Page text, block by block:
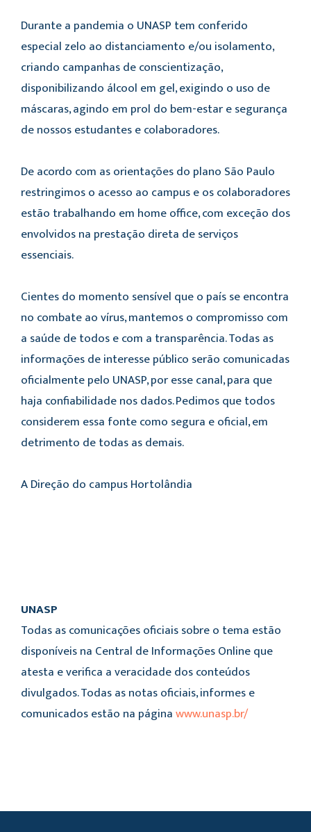
Durante a pandemia o UNASP tem conferido
especial zelo ao distanciamento e/ou isolamento,
criando campanhas de conscientização,
disponibilizando álcool em gel, exigindo o uso de
máscaras, agindo em prol do bem-estar e segurança
de nossos estudantes e colaboradores.
De acordo com as orientações do plano São Paulo
restringimos o acesso ao campus e os colaboradores
estão trabalhando em home office, com exceção dos
envolvidos na prestação direta de serviços
essenciais.
Cientes do momento sensível que o país se encontra
no combate ao vírus, mantemos o compromisso com
a saúde de todos e com a transparência. Todas as
informações de interesse público serão comunicadas
oficialmente pelo UNASP, por esse canal, para que
haja confiabilidade nos dados. Pedimos que todos
considerem essa fonte como segura e oficial, em
detrimento de todas as demais.
A Direção do campus Hortolândia
UNASP
Todas as comunicações oficiais sobre o tema estão
disponíveis na Central de Informações Online que
atesta e verifica a veracidade dos conteúdos
divulgados. Todas as notas oficiais, informes e
comunicados estão na páginawww.unasp.br/